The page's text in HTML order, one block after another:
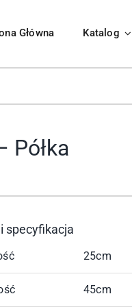
Główna Katalog
Pomieszczenia
Półka
specyfikacja
25cm
45cm